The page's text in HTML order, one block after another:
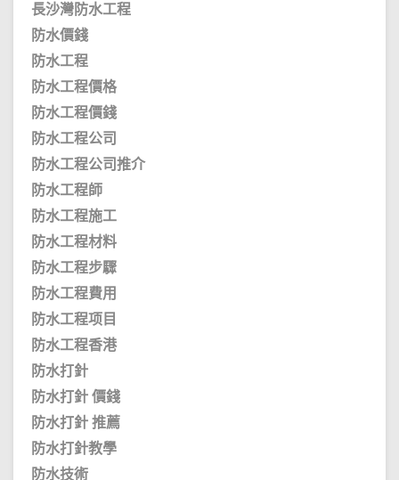
長沙灣防水工程
防水價錢
防水工程
防水工程價格
防水工程價錢
防水工程公司
防水工程公司推介
防水工程師
防水工程施工
防水工程材料
防水工程步驟
防水工程費用
防水工程项目
防水工程香港
防水打針
防水打針 價錢
防水打針 推薦
防水打針教學
防水技術